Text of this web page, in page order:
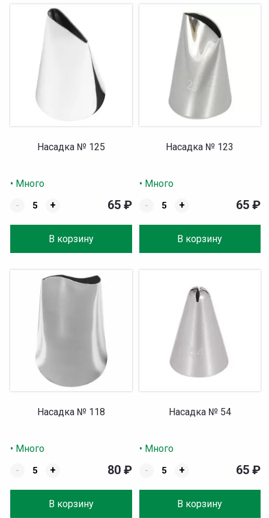
Насадка № 125
• Много
-
+
В корзину
65 ₽
Насадка № 123
• Много
-
+
В корзину
65 ₽
Насадка № 118
• Много
-
+
В корзину
80 ₽
Насадка № 54
• Много
-
+
В корзину
65 ₽